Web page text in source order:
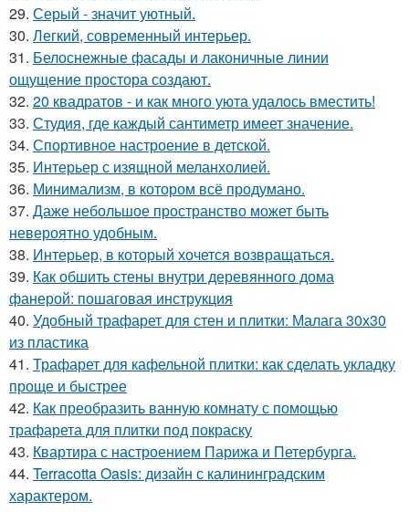
29. Серый - значит уютный.
30. Легкий, современный интерьер.
31. Белоснежные фасады и лаконичные линии
ощущение простора создают.
32. 20 квадратов - и как много уюта удалось вместить!
33. Студия, где каждый сантиметр имеет значение.
34. Спортивное настроение в детской.
35. Интерьер с изящной меланхолией.
36. Минимализм, в котором всё продумано.
37. Даже небольшое пространство может быть
невероятно удобным.
38. Интерьер, в который хочется возвращаться.
39. Как обшить стены внутри деревянного дома
фанерой: пошаговая инструкция
40. Удобный трафарет для стен и плитки: Малага 30х30
из пластика
41. Трафарет для кафельной плитки: как сделать укладку
проще и быстрее
42. Как преобразить ванную комнату с помощью
трафарета для плитки под покраску
43. Квартира с настроением Парижа и Петербурга.
44. Terracotta Oasis: дизайн с калининградским
характером.